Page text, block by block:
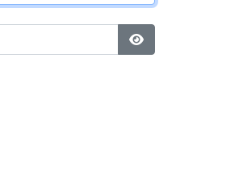
Passwort anzeigen